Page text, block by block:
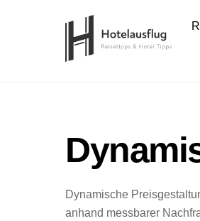
Dynamische
anhand messbarer